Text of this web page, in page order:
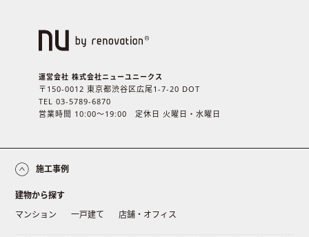
運営会社 株式会社ニューユニークス
〒150-0012 東京都渋谷区広尾1-7-20 DOT
TEL 03-5789-6870
営業時間 10:00〜19:00 定休日 火曜日・水曜日
施工事例
建物から探す
マンション
一戸建て 店舗・オフィス